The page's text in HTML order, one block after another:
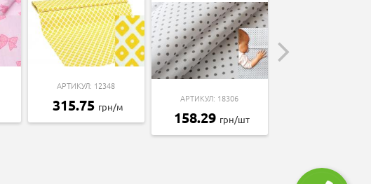
АРТИКУЛ: 12348
315.75 грн/м
АРТИКУЛ: 18306
158.29 грн/шт